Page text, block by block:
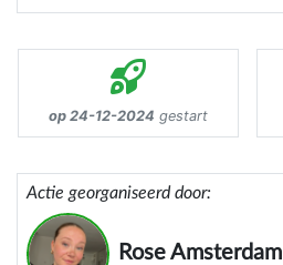
op 24-12-2024 gestart
Actie georganiseerd door:
Rose Amsterdam